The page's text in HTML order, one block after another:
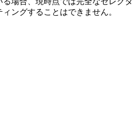
ングすることはできません。